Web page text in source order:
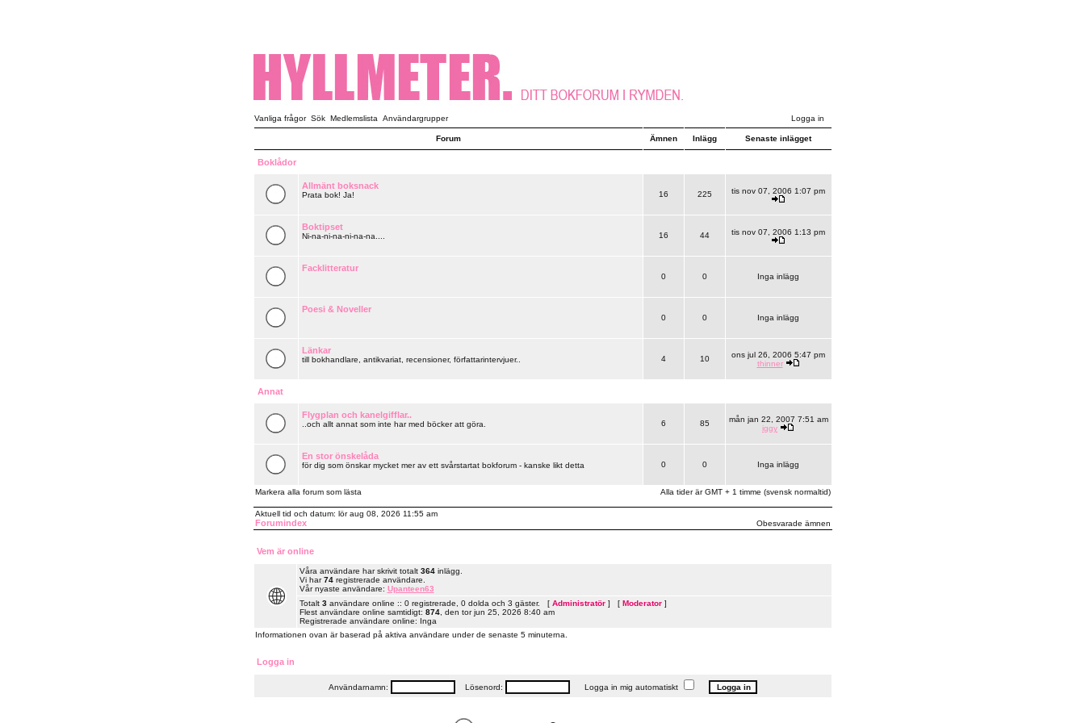
Vanliga frågor Sök Medlemslista Användargrupper Logga in
Forum Ämnen Inlägg Senaste inlägget
Boklådor
Allmänt boksnack
Prata bok! Ja! 16 225 tis nov 07, 2006 1:07 pm
Boktipset
Ni-na-ni-na-ni-na-na.... 16 44 tis nov 07, 2006 1:13 pm
Facklitteratur
0 0 Inga inlägg
Poesi & Noveller
0 0 Inga inlägg
Länkar
till bokhandlare, antikvariat, recensioner, författarintervjuer.. 4 10
ons jul 26, 2006 5:47 pm
thinner
Annat
Flygplan och kanelgifflar..
..och allt annat som inte har med böcker att göra. 6 85
mån jan 22, 2007 7:51 am
iggy
En stor önskelåda
för dig som önskar mycket mer av ett svårstartat bokforum - kanske likt detta 0 0 Inga inlägg
Markera alla forum som lästa Alla tider är GMT + 1 timme (svensk normaltid)
Aktuell tid och datum: lör aug 08, 2026 11:55 am
Forumindex Obesvarade ämnen
Vem är online
Våra användare har skrivit totalt 364inlägg.
Vi har74registrerade användare.
Vår nyaste användare: Upanteen63
Totalt 3användare online :: 0 registrerade, 0 dolda och 3 gäster. [ Administratör] [ Moderator]
Flest användare online samtidigt: 874, den tor jun 25, 2026 8:40 am
Registrerade användare online: Inga
Informationen ovan är baserad på aktiva användare under de senaste 5 minuterna.
Logga in
Användarnamn: Lösenord: Logga in mig automatiskt